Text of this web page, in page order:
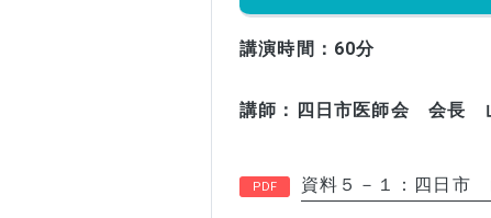
講演時間：60分
講師：四日市医師会 会
資料５－１：四日市